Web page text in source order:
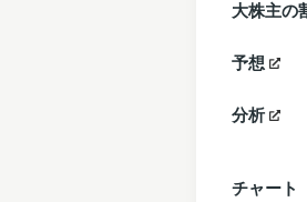
大株主の
予想
分析
チャート